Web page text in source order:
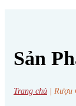
Sản
Trang chủ Rượu